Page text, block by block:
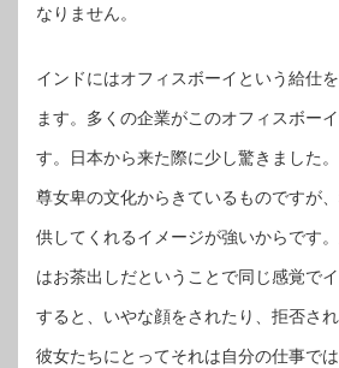
なりません。
インドにはオフィスボーイという給仕
ます。多くの企業がこのオフィスボー
す。日本から来た際に少し驚きました
尊女卑の文化からきているものですが
供してくれるイメージが強いからです
はお茶出しだということで同じ感覚で
すると、いやな顔をされたり、拒否され
彼女たちにとってそれは自分の仕事で